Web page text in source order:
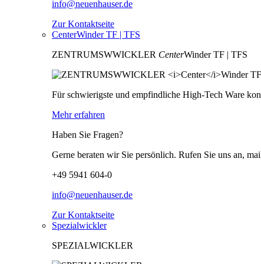
info@neuenhauser.de
Zur Kontaktseite
CenterWinder TF | TFS
ZENTRUMSWWICKLER CenterWinder TF | TFS
Für schwierigste und empfindliche High-Tech Ware
Mehr erfahren
Haben Sie Fragen?
Gerne beraten wir Sie persönlich. Rufen Sie uns an,
+49 5941 604-0
info@neuenhauser.de
Zur Kontaktseite
Spezialwickler
SPEZIALWICKLER